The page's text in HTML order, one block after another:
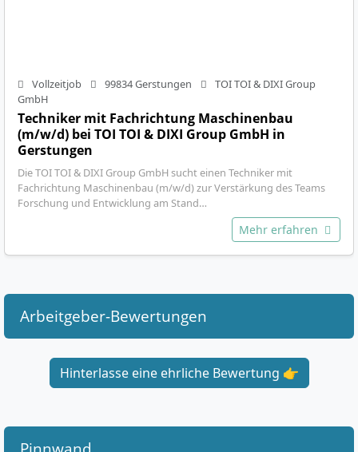
Vollzeitjob 99834 Gerstungen
TOI TOI & DIXI Group
GmbH
Techniker mit Fachrichtung Maschinenbau
(m/w/d) bei TOI TOI & DIXI Group GmbH in
Gerstungen
Die TOI TOI & DIXI Group GmbH sucht einen Techniker mit
Fachrichtung Maschinenbau (m/w/d) zur Verstärkung des Teams
Forschung und Entwicklung am Stand…
Mehr erfahren
Arbeitgeber-Bewertungen
Hinterlasse eine ehrliche Bewertung 👉